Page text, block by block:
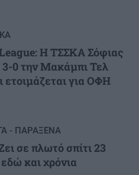
Η ΤΣΣΚΑ Σόφιας
3-0 την Μακάμπι Τελ
ετοιμάζεται για ΟΦΗ
- ΠΑΡΑΞΕΝΑ
σε πλωτό σπίτι 23
και χρόνια